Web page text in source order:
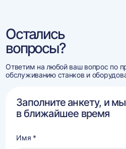
Остались
вопросы?
Ответим на любой ваш вопрос по
обслуживанию станков и
Заполните анкету, и
в ближайшее время
Имя *